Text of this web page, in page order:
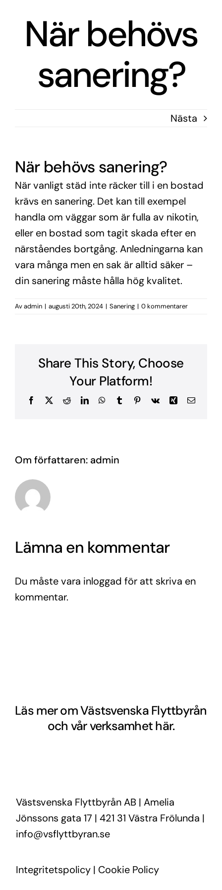
innehålletNär behövs
sanering?
Nästa
När behövs sanering?
När vanligt städ inte räcker till i en bostad
krävs en sanering. Det kan till exempel
handla om väggar som är fulla av nikotin,
eller en bostad som tagit skada efter en
närståendes bortgång. Anledningarna kan
vara många men en sak är alltid säker –
din sanering måste hålla hög kvalitet.
Avadmin | augusti 20th, 2024 | Sanering | 0 kommentarer
Share This Story, Choose
Your Platform!
Facebook
X RedditLinkedInWhatsApp
TumblrPinterest
Vk Xing E-
Om författaren: admin
Lämna en kommentar
Du måste vara inloggad för att skriva en
kommentar.
Läs mer om Västsvenska Flyttbyrån
och vår verksamhet här.
Västsvenska Flyttbyrån AB | Amelia
Jönssons gata 17 | 421 31 Västra Frölunda |
info@vsflyttbyran.se
Integritetspolicy| Cookie Policy